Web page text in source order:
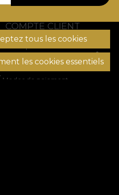
tous les cookies
les cookies essentiels
COMPTE CLIENT
Produits préférés
Modes de paiement